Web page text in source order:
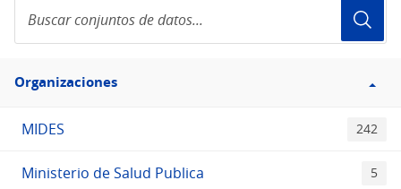
conjuntos
de
Filtro
Organizaciones
Organizaciones
MIDES 242
Ministerio de Salud Publica 5